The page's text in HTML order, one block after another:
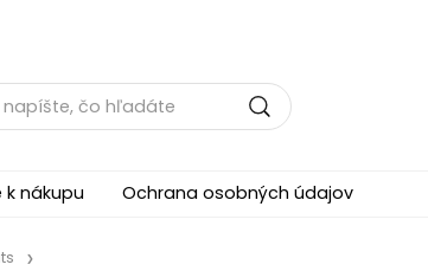
nákupu Ochrana osobných údajov